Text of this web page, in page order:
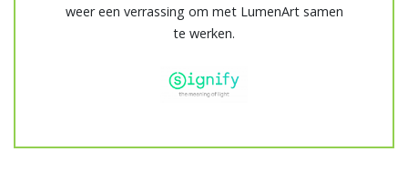
weer een verrassing om met LumenArt samen
te werken.